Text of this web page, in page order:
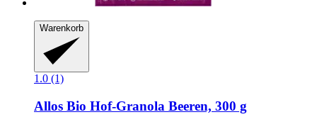
Warenkorb
1.0 (1)
Allos Bio Hof-​Granola Beeren, 300 g